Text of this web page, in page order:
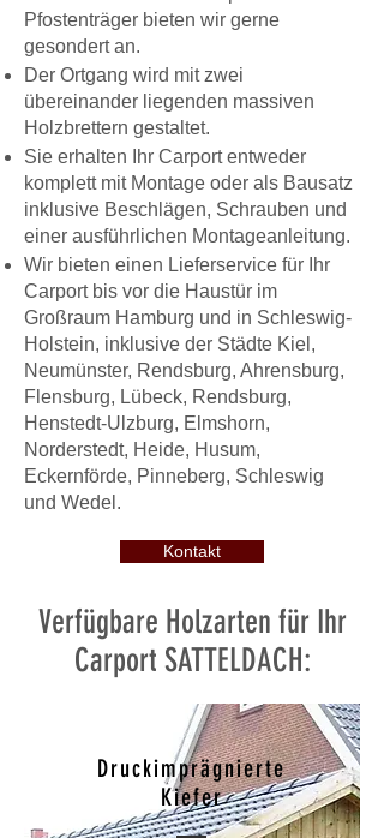
Pfostenträger bieten wir gerne
gesondert an.
Der Ortgang wird mit zwei
übereinander liegenden massiven
Holzbrettern gestaltet.
Sie erhalten Ihr Carport entweder
komplett mit Montage oder als Bausatz
inklusive Beschlägen, Schrauben und
einer ausführlichen Montageanleitung.
Wir bieten einen Lieferservice für Ihr
Carport bis vor die Haustür im
Großraum Hamburg und in Schleswig-
Holstein, inklusive der Städte Kiel,
Neumünster, Rendsburg, Ahrensburg,
Flensburg, Lübeck, Rendsburg,
Henstedt-Ulzburg, Elmshorn,
Norderstedt, Heide, Husum,
Eckernförde, Pinneberg, Schleswig
und Wedel.
Kontakt
Verfügbare Holzarten für Ihr
Carport SATTELDACH:
Druckimprägnierte
Kiefer